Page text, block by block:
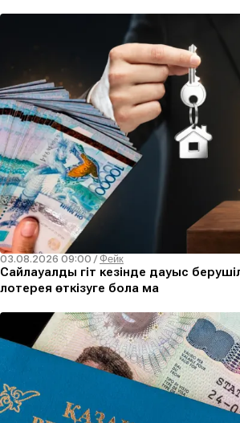
03.08.2026 09:00 /Фейк
Сайлауалды үгіт кезінде дауыс
лотерея өткізуге бола ма